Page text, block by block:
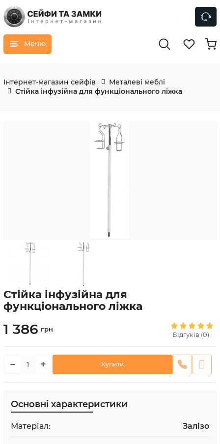
Меню
Інтернет-магазин сейфів
Металеві меблі
Стійка інфузійна для функціонального ліжка
Стійка інфузійна для
функціонального ліжка
1 386 грн
Відгуків (0)
− + Купити
Основні характеристики
Матеріал: Залізо